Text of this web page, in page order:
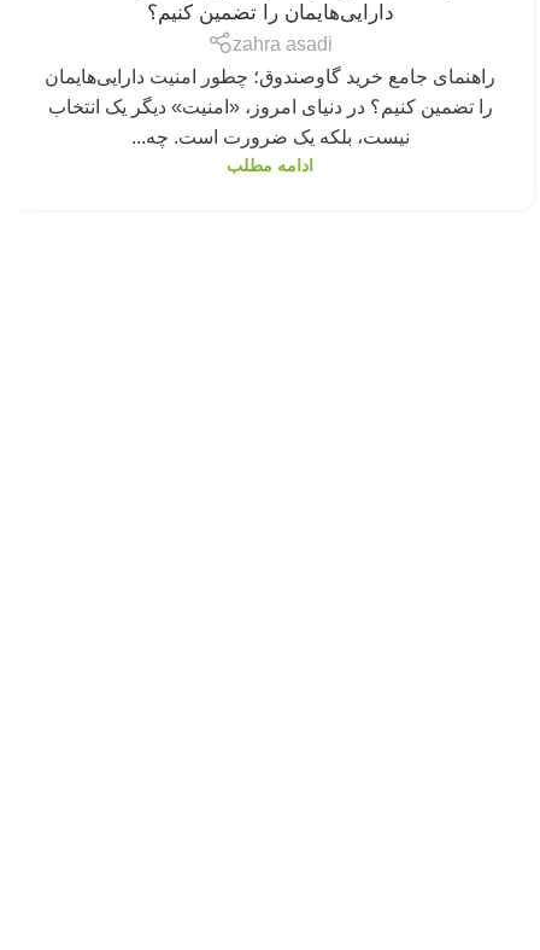
دارایی‌هایمان را تضمین کنیم؟
zahra asadi
راهنمای جامع خرید گاوصندوق؛ چطور امنیت دارایی‌هایمان
را تضمین کنیم؟ در دنیای امروز، «امنیت» دیگر یک انتخاب
نیست، بلکه یک ضرورت است. چه...
ادامه مطلب